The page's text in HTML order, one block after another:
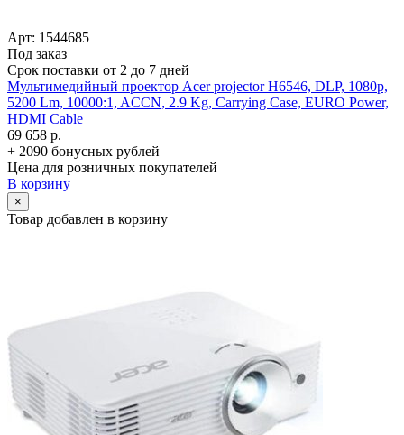
Арт: 1544685
Под заказ
Срок поставки от 2 до 7 дней
Мультимедийный проектор Acer projector H6546, DLP, 1080p,
5200 Lm, 10000:1, ACCN, 2.9 Kg, Carrying Case, EURO Power,
HDMI Cable
69 658 р.
+ 2090 бонусных рублей
Цена для розничных покупателей
В корзину
×
Товар добавлен в корзину